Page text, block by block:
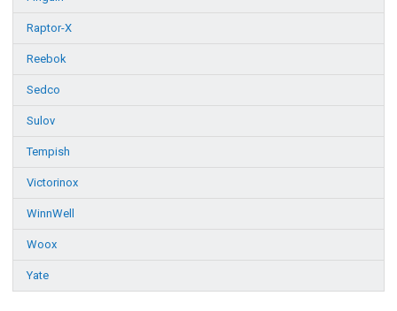
Raptor-X
Reebok
Sedco
Sulov
Tempish
Victorinox
WinnWell
Woox
Yate